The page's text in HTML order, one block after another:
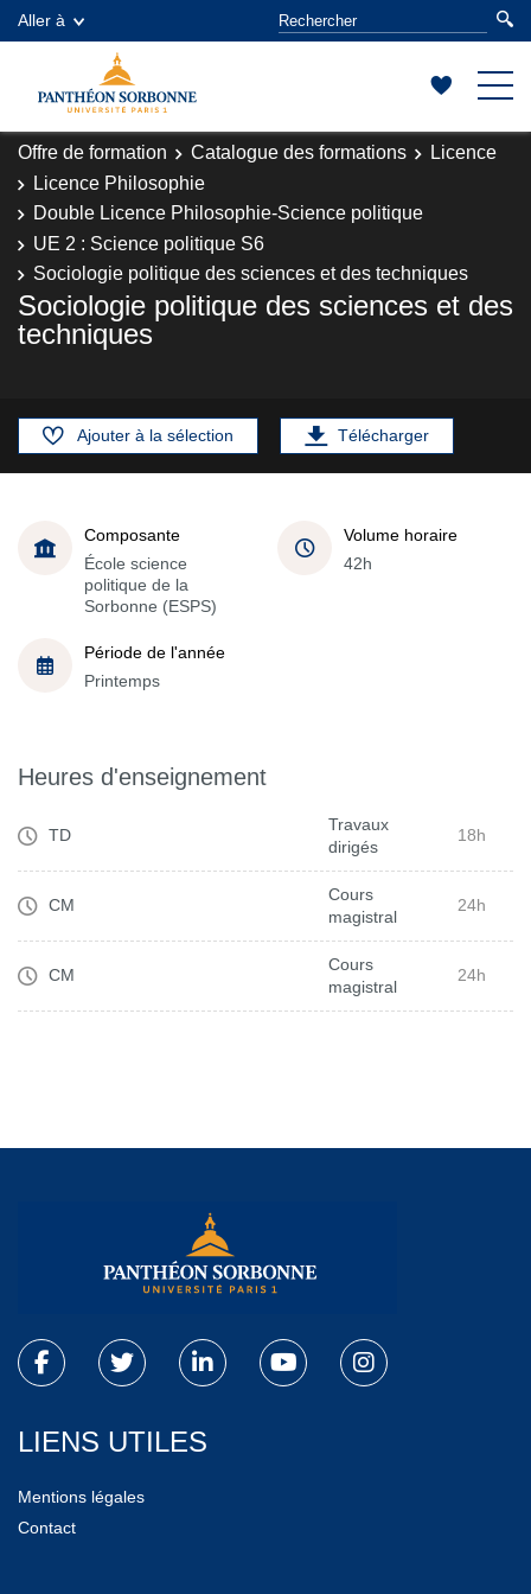
Aller à
Offre de formation Catalogue des formations
Licence
Licence Philosophie
Double Licence Philosophie-Science politique
UE 2 : Science politique S6
Sociologie politique des sciences et des techniques
Sociologie politique des sciences et des
techniques
Ajouter à la sélection Télécharger
Composante
École science
politique de la
Sorbonne (ESPS)
Volume horaire
42h
Période de l'année
Printemps
Heures d'enseignement
TD
Travaux
dirigés
18h
CM
Cours
magistral
24h
CM
Cours
magistral
24h
LIENS UTILES
Mentions légales
Contact